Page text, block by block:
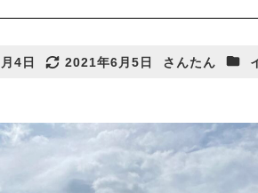
ムについて
4日
更新日
2021年6月5日
著
さんたん カテ